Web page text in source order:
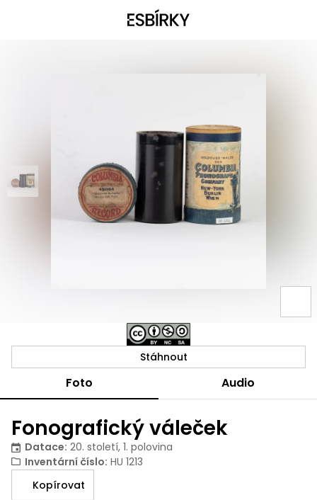
Fonografický váleček
Datace: 20. století, 1. polovina
Inventární číslo: HU 1213
Kopírovat
Stáhnout
Foto Audio